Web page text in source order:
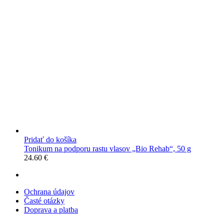
Pridať do košíka
Tonikum na podporu rastu vlasov „Bio Rehab“, 50 g
24.60 €
Ochrana údajov
Časté otázky
Doprava a platba